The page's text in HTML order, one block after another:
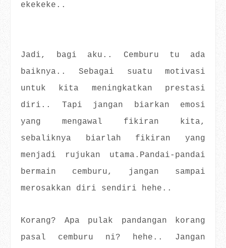
ekekeke..
Jadi, bagi aku.. Cemburu tu ada
baiknya.. Sebagai suatu motivasi
untuk kita meningkatkan prestasi
diri.. Tapi jangan biarkan emosi
yang mengawal fikiran kita,
sebaliknya biarlah fikiran yang
menjadi rujukan utama.Pandai-pandai
bermain cemburu, jangan sampai
merosakkan diri sendiri hehe..
Korang? Apa pulak pandangan korang
pasal cemburu ni? hehe.. Jangan